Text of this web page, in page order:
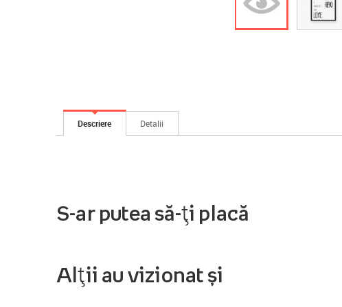
Descriere Detalii
S-ar putea să-ți placă
Alții au vizionat și